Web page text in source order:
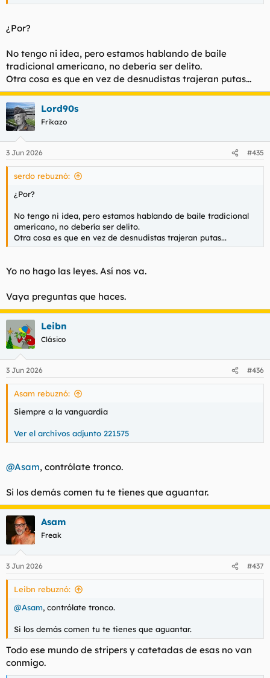
¿Por?
No tengo ni idea, pero estamos hablando de baile
tradicional americano, no debería ser delito.
Otra cosa es que en vez de desnudistas trajeran putas...
Lord90s
Frikazo
3 Jun 2026 #435
serdo rebuznó:
¿Por?
No tengo ni idea, pero estamos hablando de baile tradicional
americano, no debería ser delito.
Otra cosa es que en vez de desnudistas trajeran putas...
Yo no hago las leyes. Así nos va.
Vaya preguntas que haces.
Leibn
Clásico
3 Jun 2026 #436
Asam rebuznó:
Siempre a la vanguardia
Ver el archivos adjunto 221575
@Asam, contrólate tronco.
Si los demás comen tu te tienes que aguantar.
Asam
Freak
3 Jun 2026 #437
Leibn rebuznó:
@Asam, contrólate tronco.
Si los demás comen tu te tienes que aguantar.
Todo ese mundo de stripers y catetadas de esas no van
conmigo.